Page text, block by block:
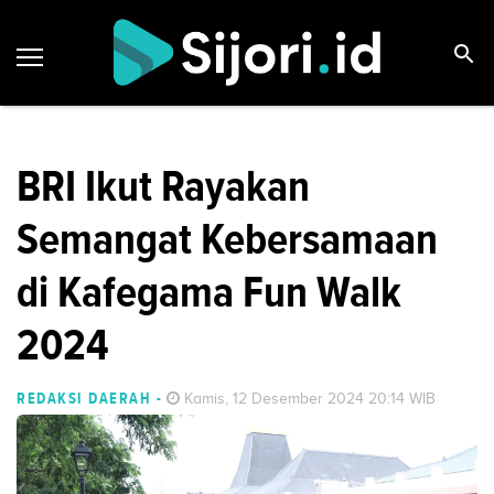
BRI Ikut Rayakan
Semangat Kebersamaan
di Kafegama Fun Walk
2024
REDAKSI DAERAH - Kamis, 12 Desember 2024 20:14 WIB